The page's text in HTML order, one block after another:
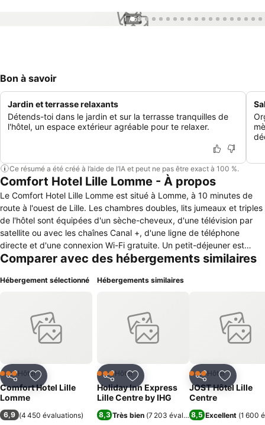
1 / 59
Bon à savoir
Jardin et terrasse relaxants
Détends-toi dans le jardin et sur la terrasse tranquilles de
l'hôtel, un espace extérieur agréable pour te relaxer.
Ce résumé a été créé à l’aide de l’IA et peut ne pas être exact à 100 %.
Comfort Hotel Lille Lomme - À propos
Le Comfort Hotel Lille Lomme est situé à Lomme, à 10 minutes de
route à l'ouest de Lille. Les chambres doubles, lits jumeaux et triples
de l'hôtel sont équipées d'un sèche-cheveux, d'une télévision par
satellite ou avec les chaînes Canal +, d'une ligne de téléphone
directe et d'une connexion Wi-Fi gratuite. Un petit-déjeuner est
disponible du lundi au vendredi de 6h à 9h30 et le weekend de 7h à
buffet complet * Espace de réunion Parking pour autobus et
Sèche-cheveux Fer et table à repasser Un petit-déjeuner buffet est
servi sur place. Cet établissement a également été bien noté pour
son excellent rapport qualité/prix à Lomme ! Les clients en ont plus
cette ville.
Comparer avec des hébergements similaires
Hébergement sélectionné
PartagerAjouter à mes favoris
3 ÉtoilesHôtel
Comfort Hotel Lille
Lomme
6,9 (4 450 évaluations)
Hébergements similaires
PartagerAjouter à mes favoris
3 ÉtoilesHôtel
Holiday Inn Express
Lille Centre by IHG
8,3 Très bien (7 203 évaluations)
PartagerAjouter
3 ÉtoilesHôtel
JOST Hôtel Lille
Centre
8,5 Excellent (1 600